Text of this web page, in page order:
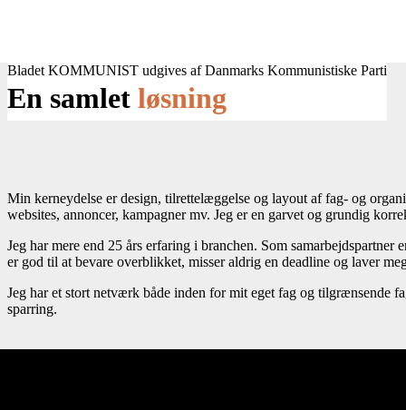
Bladet KOMMUNIST udgives af Danmarks Kommunistiske Parti
En samlet løsning
Min kerneydelse er design, tilrettelæggelse og layout af fag- og
websites, annoncer, kampagner mv. Jeg er en garvet og grundig
Jeg har mere end 25 års erfaring i branchen. Som
er god til at bevare overblikket, misser aldrig en deadline og laver
Jeg har et stort netværk både inden for mit eget fag og tilgrænsende
sparring.